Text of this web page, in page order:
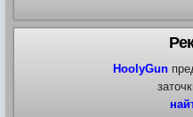
HoolyGun